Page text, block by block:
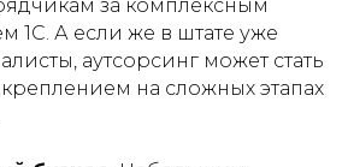
за комплексным
1С. А если же в штате уже
аутсорсинг может стать
на сложных этапах